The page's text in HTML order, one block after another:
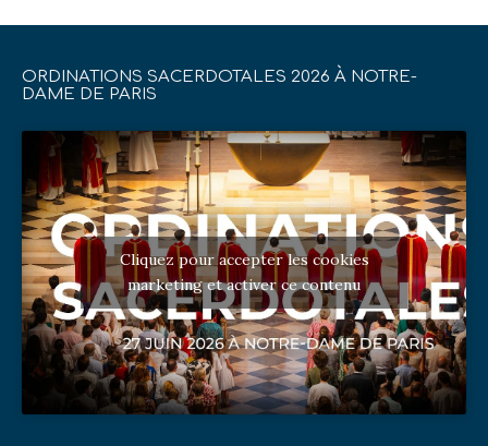
ORDINATIONS SACERDOTALES 2026 À NOTRE-
DAME DE PARIS
Cliquez pour accepter les cookies
marketing et activer ce contenu